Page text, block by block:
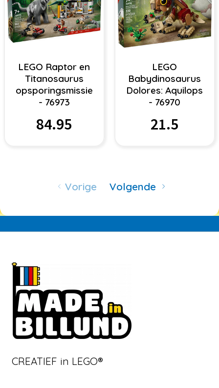
LEGO Raptor en
Titanosaurus
opsporingsmissie
- 76973
84.95
LEGO
Babydinosaurus
Dolores: Aquilops
- 76970
21.5
Vorige Volgende
CREATIEF in LEGO®